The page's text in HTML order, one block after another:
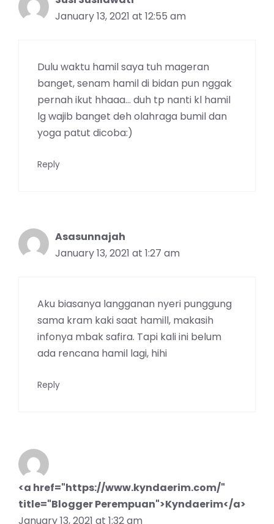
January 13, 2021 at 12:55 am
Dulu waktu hamil saya tuh mageran
banget, senam hamil di bidan pun nggak
pernah ikut hhaaa… duh tp nanti kl hamil
lg wajib banget deh olahraga bumil dan
yoga patut dicoba:)
Reply
Asasunnajah
January 13, 2021 at 1:27 am
Aku biasanya langganan nyeri punggung
sama kram kaki saat hamill, makasih
infonya mbak safira. Tapi kali ini belum
ada rencana hamil lagi, hihi
Reply
<a href="https://www.kyndaerim.com/"
title="Blogger Perempuan">Kyndaerim</a>
January 13, 2021 at 1:32 am